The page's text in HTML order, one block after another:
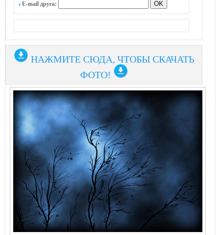
E-mail друга:
НАЖМИТЕ СЮДА, ЧТОБЫ СКАЧАТЬ
ФОТО!